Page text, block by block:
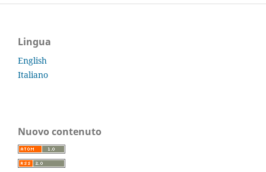
Lingua
English
Italiano
Nuovo contenuto